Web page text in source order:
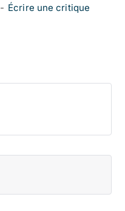
- Écrire une critique